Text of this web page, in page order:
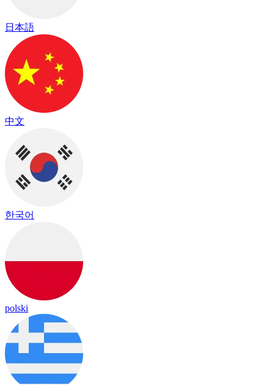
日本語
中文
한국어
polski